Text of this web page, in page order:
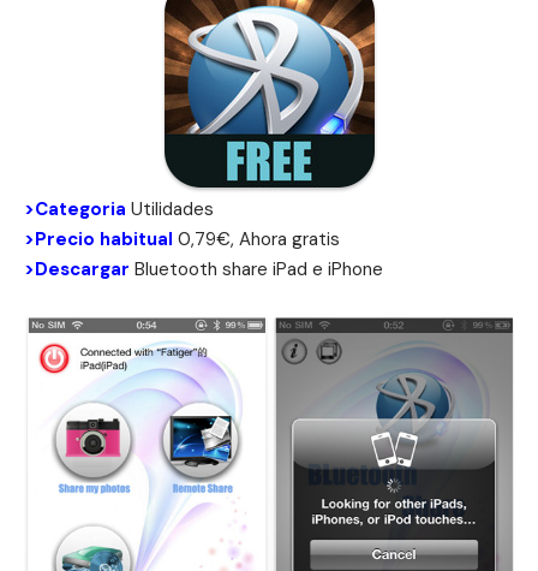
>Categoria Utilidades
>Precio habitual 0,79€, Ahora gratis
>Descargar Bluetooth share iPad e iPhone